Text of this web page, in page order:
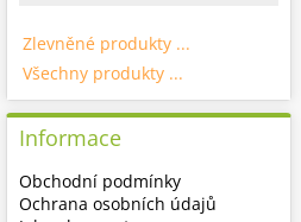
Zlevněné produkty ...
Všechny produkty ...
Informace
Obchodní podmínky
Ochrana osobních údajů